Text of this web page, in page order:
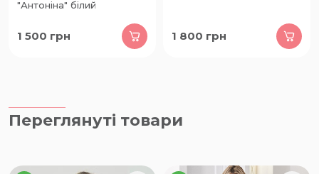
"Антоніна" білий
1 500 грн 1 800 грн
Переглянуті товари